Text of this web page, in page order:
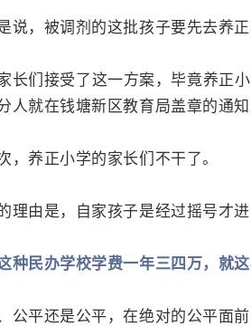
说，被调剂的这批孩子要先去养正
长们接受了这一方案，毕竟养正
人就在钱塘新区教育局盖章的通知
，养正小学的家长们不干了。
理由是，自家孩子是经过摇号才进
种民办学校学费一年三四万，就
公平还是公平，在绝对的公平面